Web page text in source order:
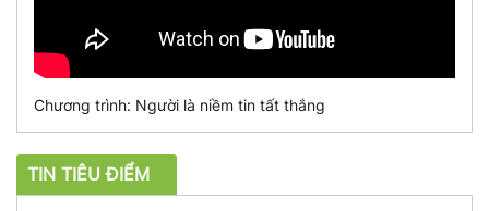
Chương trình: Người là niềm tin tất thắng
TIN TIÊU ĐIỂM